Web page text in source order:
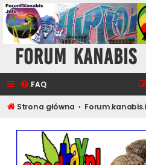
Forum Kanabis
FAQ
Strona główna